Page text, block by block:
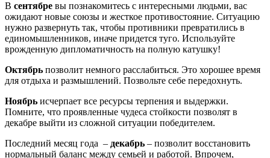
В сентябре вы познакомитесь с интересными людьми, вас
ожидают новые союзы и жесткое противостояние. Ситуацию
нужно развернуть так, чтобы противники превратились в
единомышленников, иначе придется туго. Используйте
врожденную дипломатичность на полную катушку!
Октябрь позволит немного расслабиться. Это хорошее время
для отдыха и размышлений. Позвольте себе передохнуть.
Ноябрь исчерпает все ресурсы терпения и выдержки.
Помните, что проявленные чудеса стойкости позволят в
декабре выйти из сложной ситуации победителем.
Последний месяц года – декабрь – позволит восстановить
нормальный баланс между семьей и работой. Впрочем,